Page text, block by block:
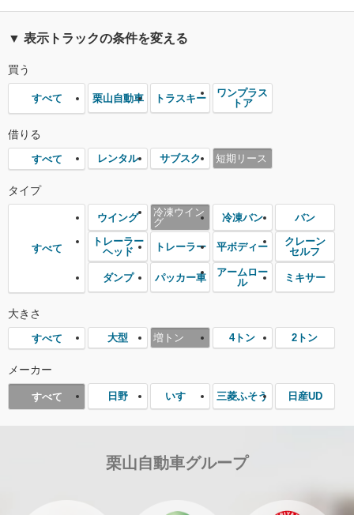
▼ 表示トラックの条件を変える
買う
すべて 栗山自動車 トラスキー
ワンプラス
トア
借りる
すべて レンタル サブスク 短期リース
タイプ
すべて
ウイング
冷凍ウイン
グ
冷凍バン バン
トレーラー
ヘッド
トレーラー 平ボディー
クレーン
セルフ
ダンプ パッカー車
アームロー
ル
ミキサー
大きさ
すべて 大型 増トン 4トン 2トン
メーカー
すべて 日野 いすゞ 三菱ふそう 日産UD
栗山自動車グループ